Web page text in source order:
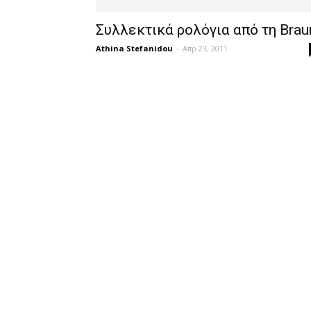
Συλλεκτικά ρολόγια από τη
Athina Stefanidou - Απρ 23, 2011